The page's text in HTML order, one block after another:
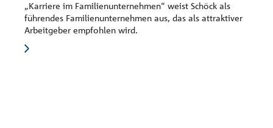
„Karriere im Familienunternehmen“ weist Schöck als
führendes Familienunternehmen aus, das als attraktiver
Arbeitgeber empfohlen wird.